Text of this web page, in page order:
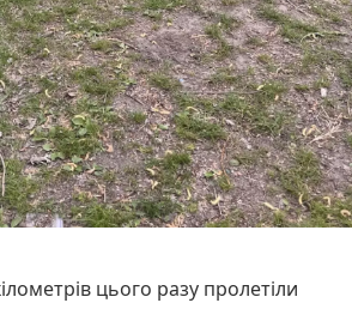
цього разу пролетіли